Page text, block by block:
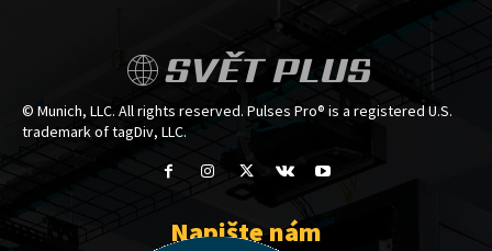
SVĚT PLUS
© Munich, LLC. All rights reserved. Pulses Pro® is a registered U.S.
trademark of tagDiv, LLC.
Napište nám